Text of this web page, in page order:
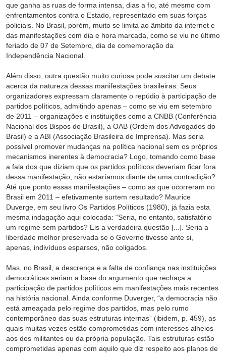
que ganha as ruas de forma intensa, dias a fio, até mesmo com
enfrentamentos contra o Estado, representado em suas forças
policiais. No Brasil, porém, muito se limita ao âmbito da internet e
das manifestações com dia e hora marcada, como se viu no último
feriado de 07 de Setembro, dia de comemoração da
Independência Nacional.
Além disso, outra questão muito curiosa pode suscitar um debate
acerca da natureza dessas manifestações brasileiras. Seus
organizadores expressam claramente o repúdio à participação de
partidos políticos, admitindo apenas – como se viu em setembro
de 2011 – organizações e instituições como a CNBB (Conferência
Nacional dos Bispos do Brasil), a OAB (Ordem dos Advogados do
Brasil) e a ABI (Associação Brasileira de Imprensa). Mas seria
possível promover mudanças na política nacional sem os próprios
mecanismos inerentes à democracia? Logo, tomando como base
a fala dos que diziam que os partidos políticos deveriam ficar fora
dessa manifestação, não estaríamos diante de uma contradição?
Até que ponto essas manifestações – como as que ocorreram no
Brasil em 2011 – efetivamente surtem resultado? Maurice
Duverge, em seu livro Os Partidos Políticos (1980), já fazia esta
mesma indagação aqui colocada: “Seria, no entanto, satisfatório
um regime sem partidos? Eis a verdadeira questão [...]. Seria a
liberdade melhor preservada se o Governo tivesse ante si,
apenas, indivíduos esparsos, não coligados.
Mas, no Brasil, a descrença e a falta de confiança nas instituições
democráticas seriam a base do argumento que rechaça a
participação de partidos políticos em manifestações mais recentes
na história nacional. Ainda conforme Duverger, “a democracia não
está ameaçada pelo regime dos partidos, mas pelo rumo
contemporâneo das suas estruturas internas” (ibidem, p. 459), as
quais muitas vezes estão comprometidas com interesses alheios
aos dos militantes ou da própria população. Tais estruturas estão
comprometidas apenas com aquilo que diz respeito aos planos de